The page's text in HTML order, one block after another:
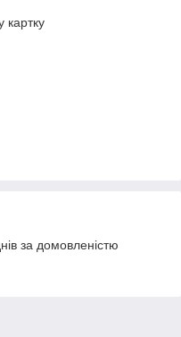
картку
за домовленістю